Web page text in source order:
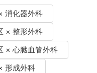
消化器外科
× 整形外科
× 心臓血管外科
形成外科